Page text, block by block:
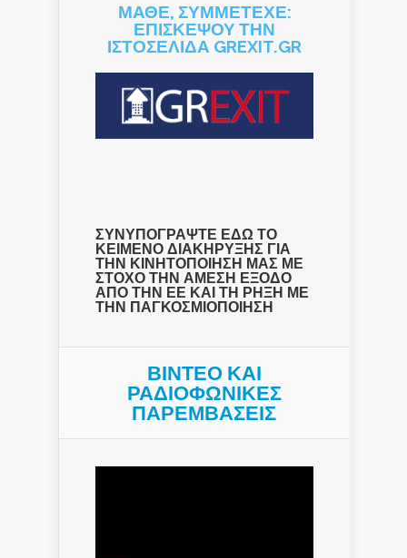
ΜΑΘΕ, ΣΥΜΜΕΤΕΧΕ:
ΕΠΙΣΚΕΨΟΥ ΤΗΝ
ΙΣΤΟΣΕΛΙΔΑ GREXIT.GR
ΣΥΝΥΠΟΓΡΑΨΤΕ ΕΔΩ ΤΟ
ΚΕΙΜΕΝΟ ΔΙΑΚΗΡΥΞΗΣ ΓΙΑ
ΤΗΝ ΚΙΝΗΤΟΠΟΙΗΣΗ ΜΑΣ ΜΕ
ΣΤΟΧΟ ΤΗΝ ΑΜΕΣΗ ΕΞΟΔΟ
ΑΠΟ ΤΗΝ ΕΕ ΚΑΙ ΤΗ ΡΗΞΗ ΜΕ
ΤΗΝ ΠΑΓΚΟΣΜΙΟΠΟΙΗΣΗ
ΒΙΝΤΕΟ ΚΑΙ
ΡΑΔΙΟΦΩΝΙΚΕΣ
ΠΑΡΕΜΒΑΣΕΙΣ